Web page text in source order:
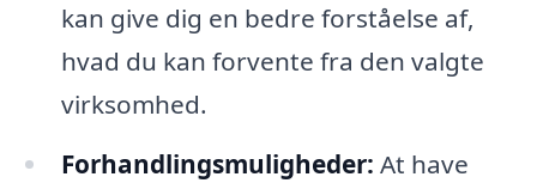
kan give dig en bedre forståelse af,
hvad du kan forvente fra den valgte
virksomhed.
Forhandlingsmuligheder: At have